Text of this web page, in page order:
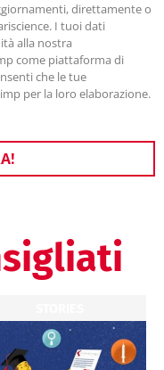
direttamente o
I tuoi dati
alla nostra
come piattaforma di
che le tue
per la loro elaborazione.